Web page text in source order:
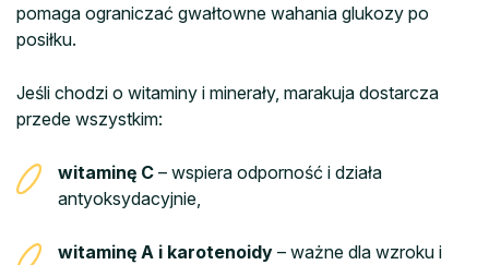
pomaga ograniczać gwałtowne wahania glukozy po
posiłku.
Jeśli chodzi o witaminy i minerały, marakuja dostarcza
przede wszystkim:
witaminę C – wspiera odporność i działa
antyoksydacyjnie,
witaminę A i karotenoidy – ważne dla wzroku i